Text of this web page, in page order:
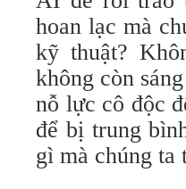
hoan lạc mà
kỹ thuật?
không còn
nỗ lực cô độc
để bị trung
gì mà chúng ta